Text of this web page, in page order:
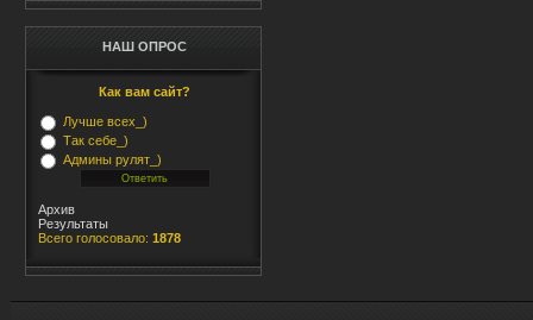
НАШ ОПРОС
Как вам сайт?
Лучше всех_)
Так себе_)
Админы рулят_)
Архив
Результаты
Всего голосовало: 1878